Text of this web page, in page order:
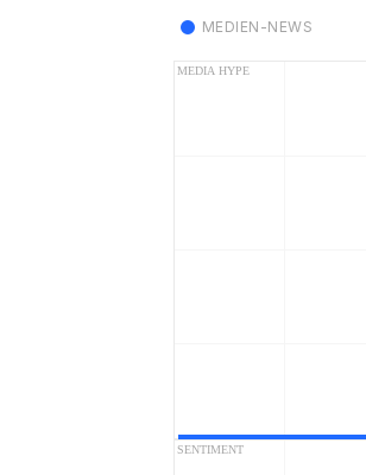
MEDIEN-NEWS